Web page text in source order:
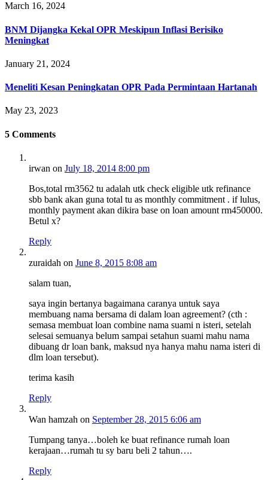
March 16, 2024
BNM Dijangka Kekal OPR Meskipun Inflasi Berisiko
Meningkat
January 21, 2024
Meneliti Kesan Peningkatan OPR Pada Permintaan Hartanah
May 23, 2023
5 Comments
irwan on July 18, 2014 8:00 pm
Bos,total rm3562 tu adalah utk check eligible utk refinance
sbb bank akan guna total tu as monthly commitment . if lulus,
monthly payment akan dikira base on loan amount rm450000.
Betul x?
Reply
zuraidah on June 8, 2015 8:08 am
salam tuan,
saya ingin bertanya bagaimana caranya untuk saya
membuang nama bersama di dalam loan agreement? (cth :
semasa membuat loan combine nama suami n isteri, setelah
selesai semuanya belum sampai setahun suami mahu nama
dibuang dr loan bank, maksud nya hanya mahu nama isteri di
dlm loan tersebut).
terima kasih
Reply
Wan hamzah on September 28, 2015 6:06 am
Tumpang tanya…boleh ke buat refinance rumah loan
kerajaan…rumah tu sy baru beli 2 tahun….
Reply